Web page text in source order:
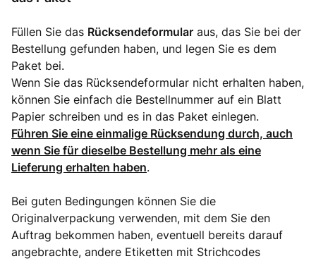
Füllen Sie das Rücksendeformular aus, das Sie bei der
Bestellung gefunden haben, und legen Sie es dem
Paket bei.
Wenn Sie das Rücksendeformular nicht erhalten haben,
können Sie einfach die Bestellnummer auf ein Blatt
Papier schreiben und es in das Paket einlegen.
Führen Sie eine einmalige Rücksendung durch, auch
wenn Sie für dieselbe Bestellung mehr als eine
Lieferung erhalten haben.
Bei guten Bedingungen können Sie die
Originalverpackung verwenden, mit dem Sie den
Auftrag bekommen haben, eventuell bereits darauf
angebrachte, andere Etiketten mit Strichcodes